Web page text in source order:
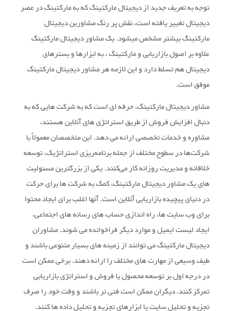
توجه به تعریف جدید از دیجیتال مارکتینگ که به مارکتینگ در عصر
دیجیتال تغییر یافته است، نقش پر رنگ مشاورین دیجیتال
مارکتینگ بیشتر مشخص میشود. یک مشاور دیجیتال مارکتینگ
علاوه بر اصول بازاریابی و مارکتینگ ، به ابزارها و بسترهای
دیجیتال هم تسلط دارد و این لازمه هر مشاور دیجیتال مارکتینگ
موفق است.
مشاور دیجیتال مارکتینگ، حرفه ای است که به شرکت هایی که به
دنبال افزایش فروش از طریق استراتژی های آنلاین هستند،
مشاوره و خدمات تخصصی ارائه می دهد. این متخصصان معمولاً با
شرکت‌ها در سطوح مختلف از جمله برنامه‌ریزی استراتژیک، توسعه
خلاقانه و مدیریت روزانه کار می‌کنند. یکی از بزرگترین مسئولیت
های یک مشاور دیجیتال مارکتینگ، کمک به شرکت ها برای حرکت
در دنیای پیچیده بازاریابی آنلاین است. آنها اغلب برای ایجاد محتوا
برای وب سایت ها، راه اندازی حساب های رسانه های اجتماعی،
ایجاد لیست ایمیل و موارد دیگر فراخوانده می شوند. مشاوران
دیجیتال مارکتینگ می توانند از زمینه های بسیار متنوعی باشند و
طیف وسیعی از مهارت های مختلف را ارائه دهند. برخی ممکن است
در درجه اول بر توسعه محصول یا فروش و استراتژی بازاریابی
تمرکز کنند. دیگران ممکن است فنی تر باشند و وقت خود را صرف
تجزیه و تحلیل سایت یا ابزارهای تجزیه و تحلیل داده ها کنند.